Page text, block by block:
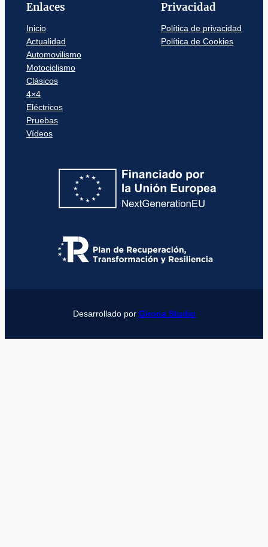
Enlaces
Inicio
Actualidad
Automovilismo
Motociclismo
Clásicos
4×4
Eléctricos
Pruebas
Vídeos
Privacidad
Política de privacidad
Política de Cookies
Desarrollado por Girona Studio